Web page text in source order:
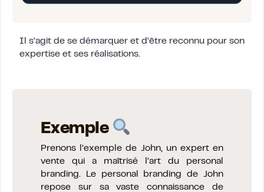
Il s’agit de se démarquer et d’être reconnu pour son
expertise et ses réalisations.
Exemple
Prenons l’exemple de John, un expert en
vente qui a maîtrisé l’art du personal
branding. Le personal branding de John
repose sur sa vaste connaissance de